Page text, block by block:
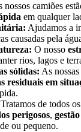
nossos camiões
em qualquer
Ajudamos a
causadas pela
O nosso
rios, lagos e
sólidas: As
residuais em
Tratamos de todos
perigosos,
ou pequeno.